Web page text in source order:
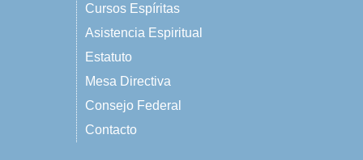
Cursos Espíritas
Asistencia Espiritual
Estatuto
Mesa Directiva
Consejo Federal
Contacto